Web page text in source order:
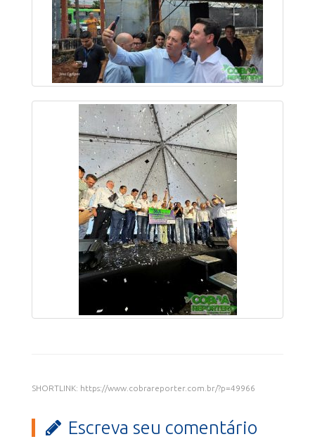
SHORTLINK: https://www.cobrareporter.com.br/?p=49966
Escreva seu comentário